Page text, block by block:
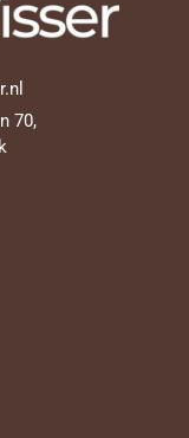
70,